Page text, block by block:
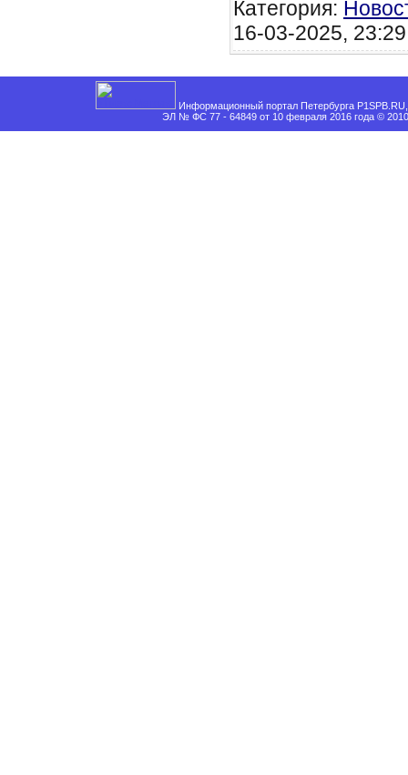
Категория:
16-03-2025,
Информационный портал Петербурга
ЭЛ № ФС 77 - 64849 от 10 февраля 2016 года ©